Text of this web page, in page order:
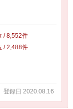
/ 8,552件
/ 2,488件
登録日 2020.08.16